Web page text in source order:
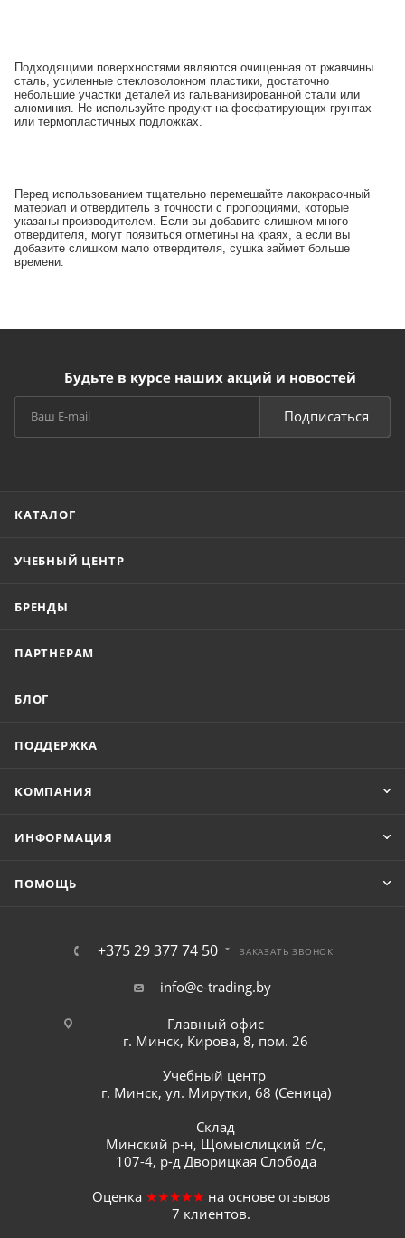
Подходящими поверхностями являются очищенная от ржавчины
сталь, усиленные стекловолокном пластики, достаточно
небольшие участки деталей из гальванизированной стали или
алюминия. Не используйте продукт на фосфатирующих грунтах
или термопластичных подложках.
Перед использованием тщательно перемешайте лакокрасочный
материал и отвердитель в точности с пропорциями, которые
указаны производителем. Если вы добавите слишком много
отвердителя, могут появиться отметины на краях, а если вы
добавите слишком мало отвердителя, сушка займет больше
времени.
Будьте в курсе наших акций и новостей
Подписаться
КАТАЛОГ
УЧЕБНЫЙ ЦЕНТР
БРЕНДЫ
ПАРТНЕРАМ
БЛОГ
ПОДДЕРЖКА
КОМПАНИЯ
ИНФОРМАЦИЯ
ПОМОЩЬ
+375 29 377 74 50 ЗАКАЗАТЬ ЗВОНОК
info@e-trading.by
Главный офис
г. Минск, Кирова, 8, пом. 26
Учебный центр
г. Минск, ул. Мирутки, 68 (Сеница)
Склад
Минский р-н, Щомыслицкий с/с,
107-4, р-д Дворицкая Слобода
Оценка ★★★★★ на основе отзывов
7 клиентов.